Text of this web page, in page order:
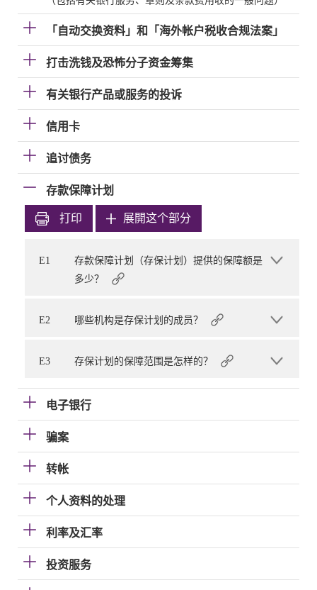
「自动交换资料」和「海外帐户税收合规法案」
打击洗钱及恐怖分子资金筹集
有关银行产品或服务的投诉
信用卡
追讨债务
存款保障计划
打印 展開这个部分
E1
存款保障计划（存保计划）提供的保障额是
多少？
E2 哪些机构是存保计划的成员？
E3 存保计划的保障范围是怎样的？
电子银行
骗案
转帐
个人资料的处理
利率及汇率
投资服务